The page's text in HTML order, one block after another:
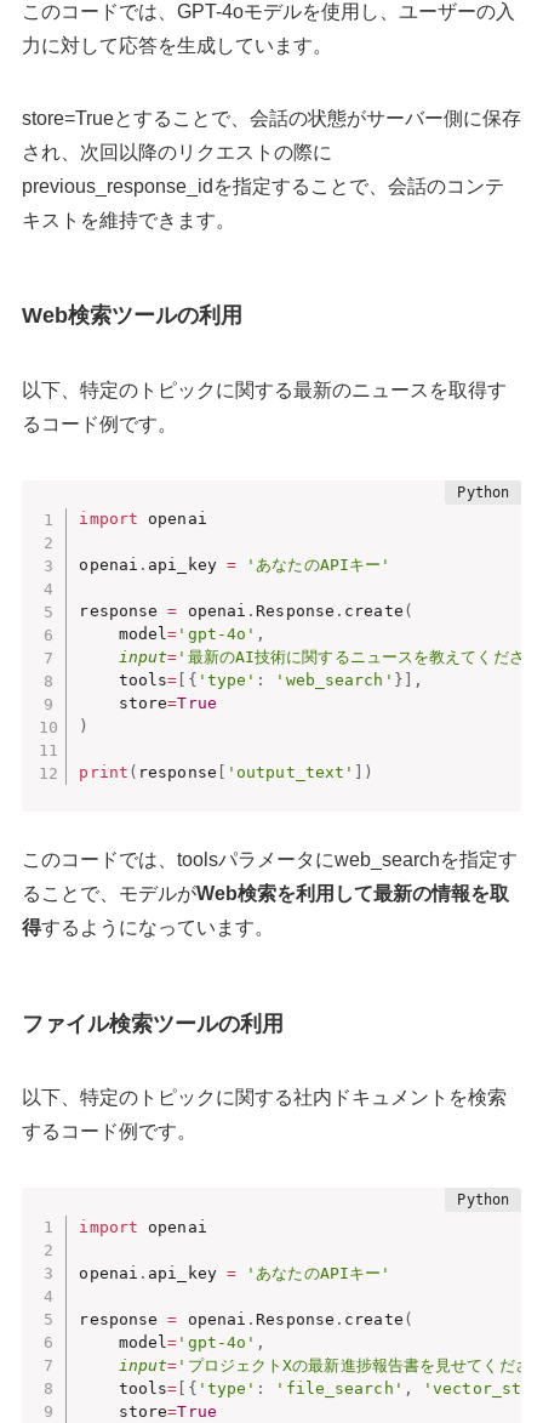
このコードでは、GPT-4oモデルを使用し、ユーザーの入
力に対して応答を生成しています。
​store=Trueとすることで、会話の状態がサーバー側に保存
され、次回以降のリクエストの際に
previous_response_idを指定することで、会話のコンテ
キストを維持できます。
Web検索ツールの利用
​以下、特定のトピックに関する最新のニュースを取得す
るコード例です。
import openai
openai . api_key = 'あなたのAPIキー'
response = openai . Response . create (
    model
= 'gpt-4o' ,
input= '最新のAI技術に関するニュースを教えてくださ
    tools
= { 'type' : 'web_search' }
,
    store
=True
)
print ( response 'output_text' )
このコードでは、toolsパラメータにweb_searchを指定す
ることで、モデルがWeb検索を利用して最新の情報を取
得するようになっています。
ファイル検索ツールの利用
以下、特定のトピックに関する社内ドキュメントを検索
するコード例です。
import openai
openai . api_key = 'あなたのAPIキー'
response = openai . Response . create (
    model
= 'gpt-4o' ,
input= 'プロジェクトXの最新進捗報告書を見せてくださ
    tools
= [ { 'type' : 'file_search' ,
    store
=True